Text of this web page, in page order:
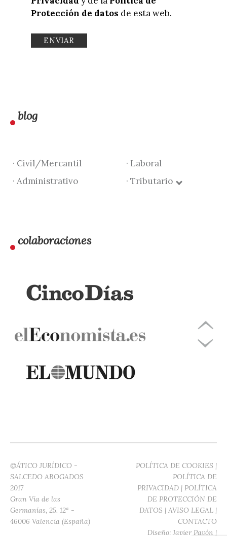
Protección de datos de esta web.
blog
· Civil/Mercantil
· Laboral
· Administrativo
· Tributario
colaboraciones
©ÁTICO JURÍDICO -
SALCEDO ABOGADOS
2017
Gran Vía de las
Germanías, 25. 12ª -
46006 Valencia (España)
POLÍTICA DE COOKIES |
POLÍTICA DE
PRIVACIDAD | POLÍTICA
DE PROTECCIÓN DE
DATOS | AVISO LEGAL |
CONTACTO
Diseño: Javier Pavón |